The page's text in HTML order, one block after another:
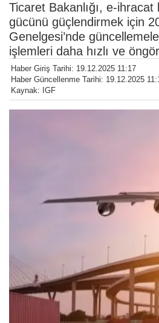
Ticaret Bakanlığı, e-
gücünü güçlendirmek için
Genelgesi’nde
işlemleri daha hızlı ve
Haber Giriş Tarihi: 19.12.2025 11:17
Haber Güncellenme Tarihi: 19.12.2025
Kaynak: IGF